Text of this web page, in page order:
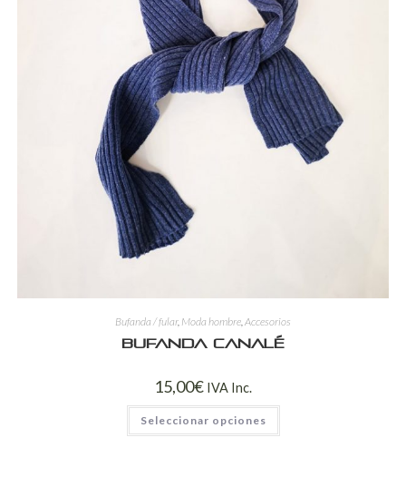
Bufanda / fular, Moda hombre,Accesorios
Bufanda canalé
15,00€ IVA Inc.
Seleccionar opciones